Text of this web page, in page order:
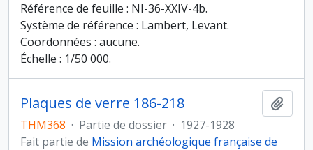
Référence de feuille : NI-36-XXIV-4b.
Système de référence : Lambert, Levant.
Coordonnées : aucune.
Échelle : 1/50 000.
Plaques de verre 186-218
THM368 · Partie de dossier · 1927-1928
Fait partie de Mission archéologique française de